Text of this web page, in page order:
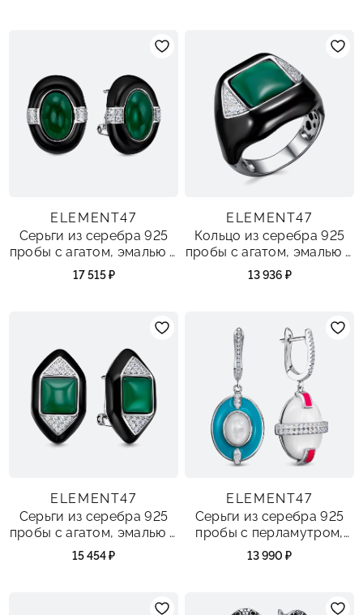
ELEMENT47
Серьги из серебра 925
пробы с агатом, эмалью и
фианитами
17 515 ₽
ELEMENT47
Кольцо из серебра 925
пробы с агатом, эмалью и
фианитами
13 936 ₽
ELEMENT47
Серьги из серебра 925
пробы с агатом, эмалью и
фианитами
15 454 ₽
ELEMENT47
Серьги из серебра 925
пробы с перламутром,
эмалью и фианитами
13 990 ₽